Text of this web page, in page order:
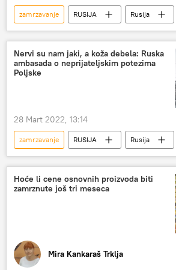
zamrzavanje RUSIJA
Rusija
prankeri
Evropska unija (EU)
Ukrajina
Klaus Švab
Specijalna vojna operacija u Ukrajini – vesti
Nervi su nam jaki, a koža debela: Ruska
ambasada o neprijateljskim potezima
Poljske
28 Mart 2022, 13:14
zamrzavanje RUSIJA
Rusija
Poljska
proterivanje diplomata
Hoće li cene osnovnih proizvoda biti
zamrznute još tri meseca
Mira Kankaraš Trklja